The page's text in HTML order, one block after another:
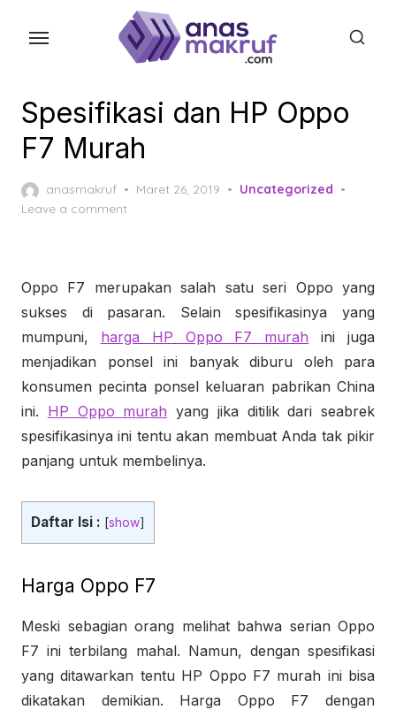
Spesifikasi dan HP Oppo
F7 Murah
anasmakruf
Posted
Maret 26, 2019
Uncategorized
Leave a comment
Oppo F7 merupakan salah satu seri Oppo yang
sukses di pasaran. Selain spesifikasinya yang
mumpuni, harga HP Oppo F7 murah ini juga
menjadikan ponsel ini banyak diburu oleh para
konsumen pecinta ponsel keluaran pabrikan China
ini. HP Oppo murah yang jika ditilik dari seabrek
spesifikasinya ini tentu akan membuat Anda tak pikir
panjang untuk membelinya.
Daftar Isi : [show]
Harga Oppo F7
Meski sebagian orang melihat bahwa serian Oppo
F7 ini terbilang mahal. Namun, dengan spesifikasi
yang ditawarkan tentu HP Oppo F7 murah ini bisa
dikatakan demikian. Harga Oppo F7 dengan